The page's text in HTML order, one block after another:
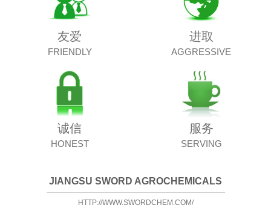
友爱
FRIENDLY
进取
AGGRESSIVE
诚信
HONEST
服务
SERVING
JIANGSU SWORD AGROCHEMICALS
HTTP://WWW.SWORDCHEM.COM/